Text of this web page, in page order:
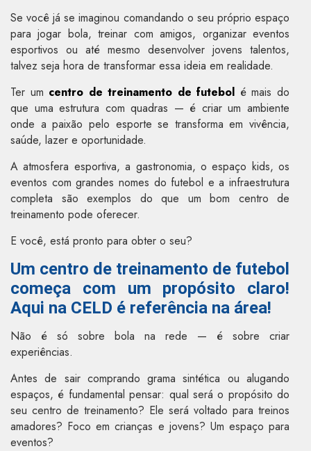
Se você já se imaginou comandando o seu próprio espaço
para jogar bola, treinar com amigos, organizar eventos
esportivos ou até mesmo desenvolver jovens talentos,
talvez seja hora de transformar essa ideia em realidade.
Ter um centro de treinamento de futebol é mais do
que uma estrutura com quadras — é criar um ambiente
onde a paixão pelo esporte se transforma em vivência,
saúde, lazer e oportunidade.
A atmosfera esportiva, a gastronomia, o espaço kids, os
eventos com grandes nomes do futebol e a infraestrutura
completa são exemplos do que um bom centro de
treinamento pode oferecer.
E você, está pronto para obter o seu?
Um centro de treinamento de futebol
começa com um propósito claro!
Aqui na CELD é referência na área!
Não é só sobre bola na rede — é sobre criar
experiências.
Antes de sair comprando grama sintética ou alugando
espaços, é fundamental pensar: qual será o propósito do
seu centro de treinamento? Ele será voltado para treinos
amadores? Foco em crianças e jovens? Um espaço para
eventos?